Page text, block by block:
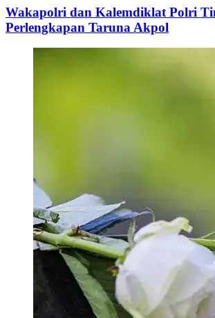
Wakapolri dan Kalemdiklat Polri
Perlengkapan Taruna Akpol